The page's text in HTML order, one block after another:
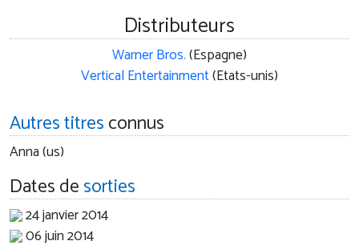
Distributeurs
Warner Bros.(Espagne)
Vertical Entertainment(Etats-unis)
Autres titresconnus
Anna (us)
Dates desorties
24 janvier 2014
06 juin 2014